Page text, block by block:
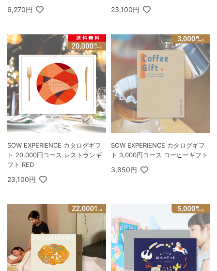
6,270円 23,100円
SOW EXPERIENCE カタログギフ
ト 20,000円コース レストランギ
フト RED
23,100円
SOW EXPERIENCE カタログギフ
ト 3,000円コース コーヒーギフト
3,850円